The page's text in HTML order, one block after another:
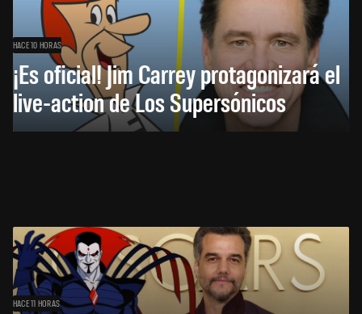
HACE 10 HORAS
¡Es oficial! Jim Carrey protagonizará el
live-action de Los Supersónicos
HACE 11 HORAS